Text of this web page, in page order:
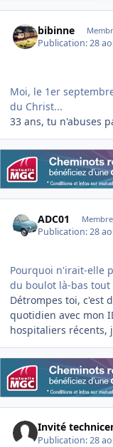
bibinne
Publication:28
Moi, le 1er
du Christ...
33 ans, tu n'abuses
ADC01
Publication:28
Pourquoi n'irait-elle
du boulot là-bas tout
Détrompes toi, c'est
quotidien avec mon
hospitaliers récents,
Invité
Publication:28